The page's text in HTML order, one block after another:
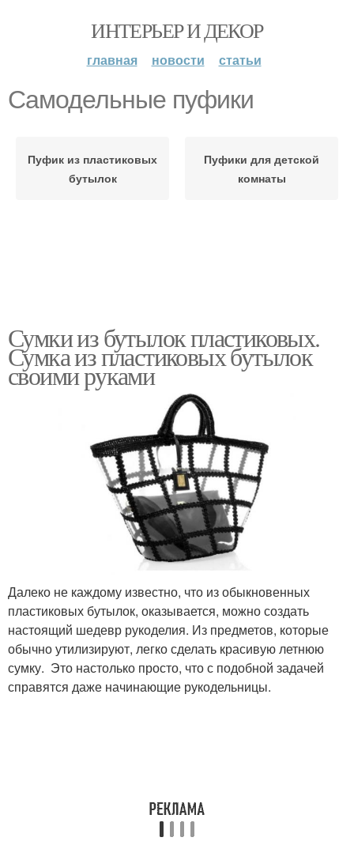
ИНТЕРЬЕР И ДЕКОР
главная новости статьи
Самодельные пуфики
Пуфик из пластиковых
бутылок
Пуфики для детской
комнаты
Сумки из бутылок пластиковых.
Сумка из пластиковых бутылок
своими руками
Далеко не каждому известно, что из обыкновенных
пластиковых бутылок, оказывается, можно создать
настоящий шедевр рукоделия. Из предметов, которые
обычно утилизируют, легко сделать красивую летнюю
сумку. Это настолько просто, что с подобной задачей
справятся даже начинающие рукодельницы.